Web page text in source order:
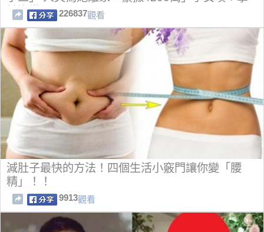
她沒轍
226837觀看
減肚子最快的方法！四個生活小竅門讓你變「腰
精」！！
9913觀看